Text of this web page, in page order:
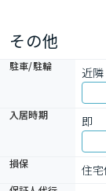
度も来店せずとも
その他
駐車/駐輪 近隣
入居時期
即
損保
住